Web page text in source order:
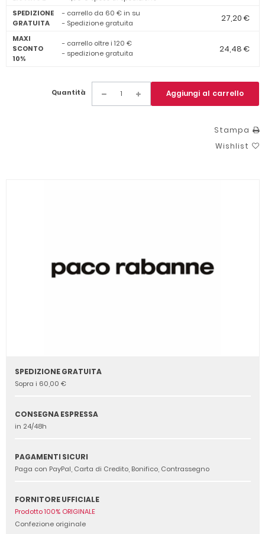
SPEDIZIONE
GRATUITA
- carrello da 60 € in su
- Spedizione gratuita
27,20 €
MAXI
SCONTO
10%
- carrello oltre i 120 €
- spedizione gratuita
24,48 €
Quantità Aggiungi al carrello
Stampa
Wishlist
SPEDIZIONE GRATUITA
Sopra i 60,00 €
CONSEGNA ESPRESSA
in 24/48h
PAGAMENTI SICURI
Paga con PayPal, Carta di Credito, Bonifico, Contrassegno
FORNITORE UFFICIALE
Prodotto 100% ORIGINALE
Confezione originale